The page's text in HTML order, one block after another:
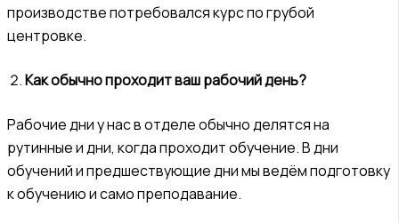
производстве потребовался курс по грубой
центровке.
Как обычно проходит ваш рабочий день?
Рабочие дни у нас в отделе обычно делятся на
рутинные и дни, когда проходит обучение. В дни
обучений и предшествующие дни мы ведём подготовку
к обучению и само преподавание.